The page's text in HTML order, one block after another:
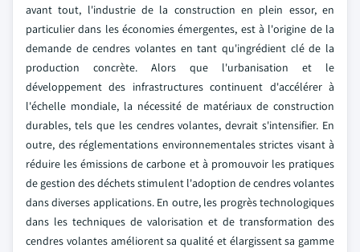
avant tout, l'industrie de la construction en plein essor, en
particulier dans les économies émergentes, est à l'origine de la
demande de cendres volantes en tant qu'ingrédient clé de la
production concrète. Alors que l'urbanisation et le
développement des infrastructures continuent d'accélérer à
l'échelle mondiale, la nécessité de matériaux de construction
durables, tels que les cendres volantes, devrait s'intensifier. En
outre, des réglementations environnementales strictes visant à
réduire les émissions de carbone et à promouvoir les pratiques
de gestion des déchets stimulent l'adoption de cendres volantes
dans diverses applications. En outre, les progrès technologiques
dans les techniques de valorisation et de transformation des
cendres volantes améliorent sa qualité et élargissent sa gamme